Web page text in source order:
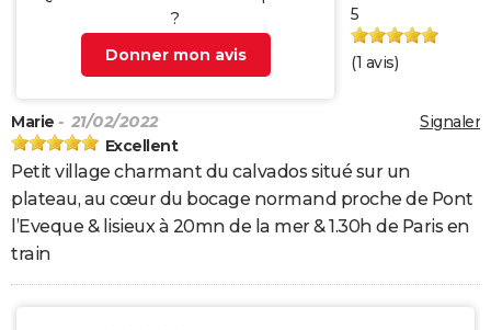
?
Donner mon avis
5
(1 avis)
Signaler
Marie - 21/02/2022
Excellent
Petit village charmant du calvados situé sur un
plateau, au cœur du bocage normand proche de Pont
l’Eveque & lisieux à 20mn de la mer & 1.30h de Paris en
train